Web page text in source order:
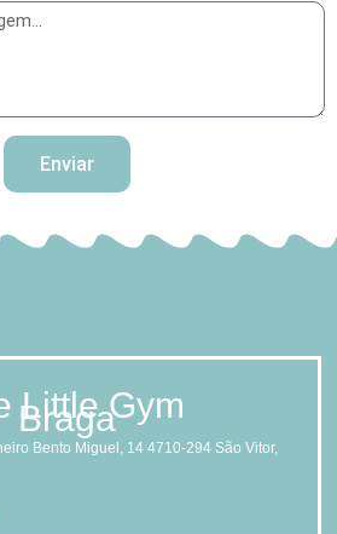
Enviar
Little Gym
Braga
Bento Miguel, 14 4710-294 São Vitor,